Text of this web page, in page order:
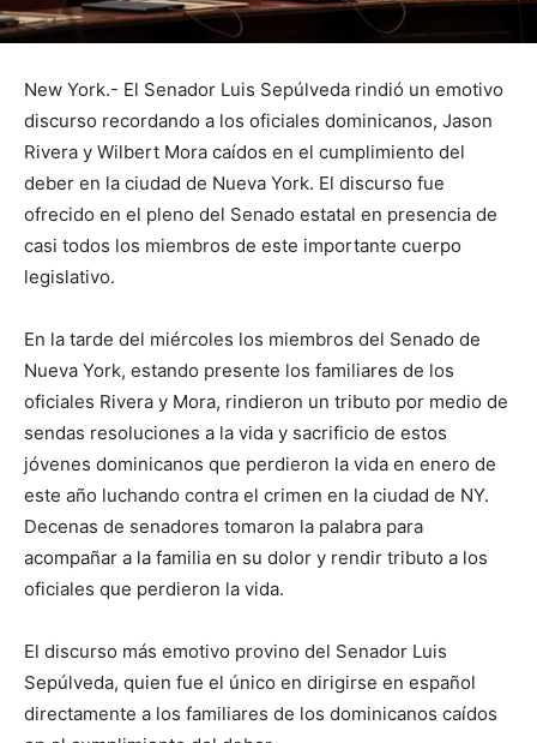
New York.- El Senador Luis Sepúlveda rindió un emotivo
discurso recordando a los oficiales dominicanos, Jason
Rivera y Wilbert Mora caídos en el cumplimiento del
deber en la ciudad de Nueva York. El discurso fue
ofrecido en el pleno del Senado estatal en presencia de
casi todos los miembros de este importante cuerpo
legislativo.
En la tarde del miércoles los miembros del Senado de
Nueva York, estando presente los familiares de los
oficiales Rivera y Mora, rindieron un tributo por medio de
sendas resoluciones a la vida y sacrificio de estos
jóvenes dominicanos que perdieron la vida en enero de
este año luchando contra el crimen en la ciudad de NY.
Decenas de senadores tomaron la palabra para
acompañar a la familia en su dolor y rendir tributo a los
oficiales que perdieron la vida.
El discurso más emotivo provino del Senador Luis
Sepúlveda, quien fue el único en dirigirse en español
directamente a los familiares de los dominicanos caídos